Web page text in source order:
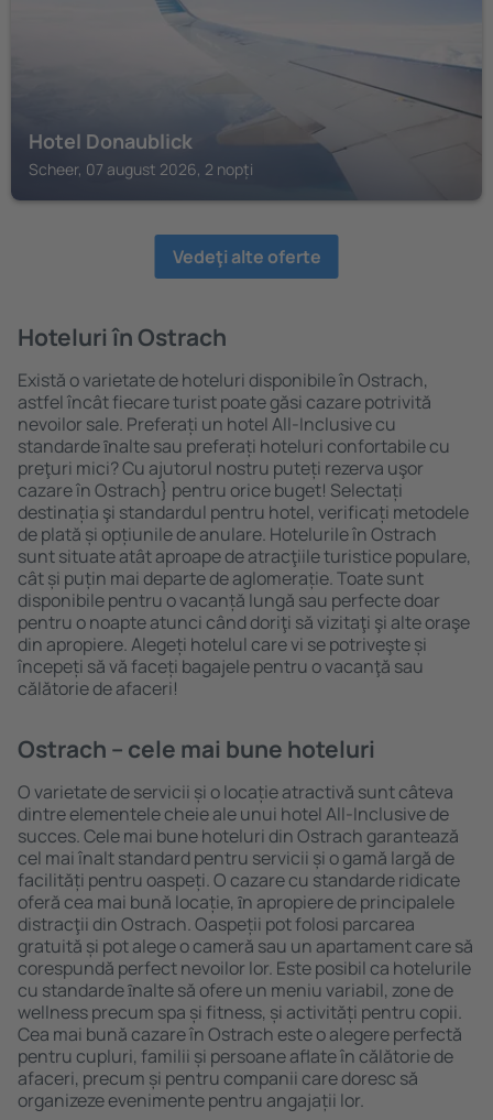
Hotel Donaublick
Scheer, 07 august 2026, 2 nopți
Vedeţi alte oferte
Hoteluri în Ostrach
Există o varietate de hoteluri disponibile în Ostrach,
astfel încât fiecare turist poate găsi cazare potrivită
nevoilor sale. Preferați un hotel All-Inclusive cu
standarde ȋnalte sau preferați hoteluri confortabile cu
preţuri mici? Cu ajutorul nostru puteți rezerva uşor
cazare în Ostrach} pentru orice buget! Selectați
destinația şi standardul pentru hotel, verificați metodele
de plată și opțiunile de anulare. Hotelurile în Ostrach
sunt situate atât aproape de atracţiile turistice populare,
cât și puțin mai departe de aglomerație. Toate sunt
disponibile pentru o vacanță lungă sau perfecte doar
pentru o noapte atunci când doriţi să vizitaţi şi alte oraşe
din apropiere. Alegeți hotelul care vi se potriveşte și
începeți să vă faceți bagajele pentru o vacanţă sau
călătorie de afaceri!
Ostrach – cele mai bune hoteluri
O varietate de servicii și o locație atractivă sunt câteva
dintre elementele cheie ale unui hotel All-Inclusive de
succes. Cele mai bune hoteluri din Ostrach garantează
cel mai înalt standard pentru servicii și o gamă largă de
facilități pentru oaspeți. O cazare cu standarde ridicate
oferă cea mai bună locație, ȋn apropiere de principalele
distracţii din Ostrach. Oaspeții pot folosi parcarea
gratuită și pot alege o cameră sau un apartament care să
corespundă perfect nevoilor lor. Este posibil ca hotelurile
cu standarde ȋnalte să ofere un meniu variabil, zone de
wellness precum spa și fitness, și activități pentru copii.
Cea mai bună cazare în Ostrach este o alegere perfectă
pentru cupluri, familii și persoane aflate în călătorie de
afaceri, precum și pentru companii care doresc să
organizeze evenimente pentru angajații lor.